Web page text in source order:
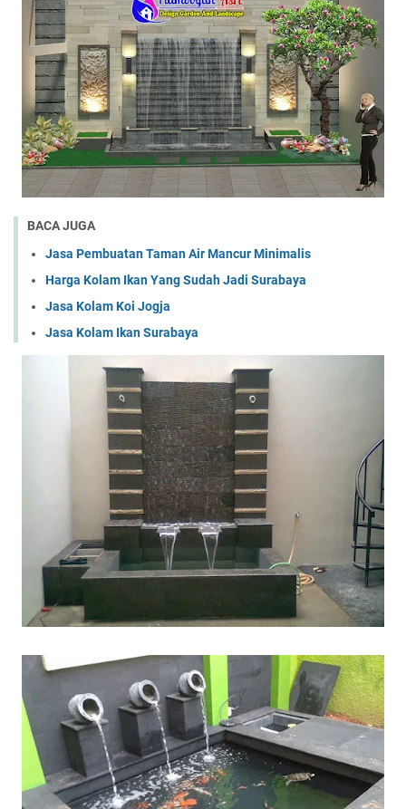
BACA JUGA
Jasa Pembuatan Taman Air Mancur Minimalis
Harga Kolam Ikan Yang Sudah Jadi Surabaya
Jasa Kolam Koi Jogja
Jasa Kolam Ikan Surabaya